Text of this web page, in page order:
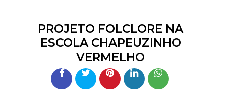
PROJETO FOLCLORE NA
ESCOLA CHAPEUZINHO
VERMELHO